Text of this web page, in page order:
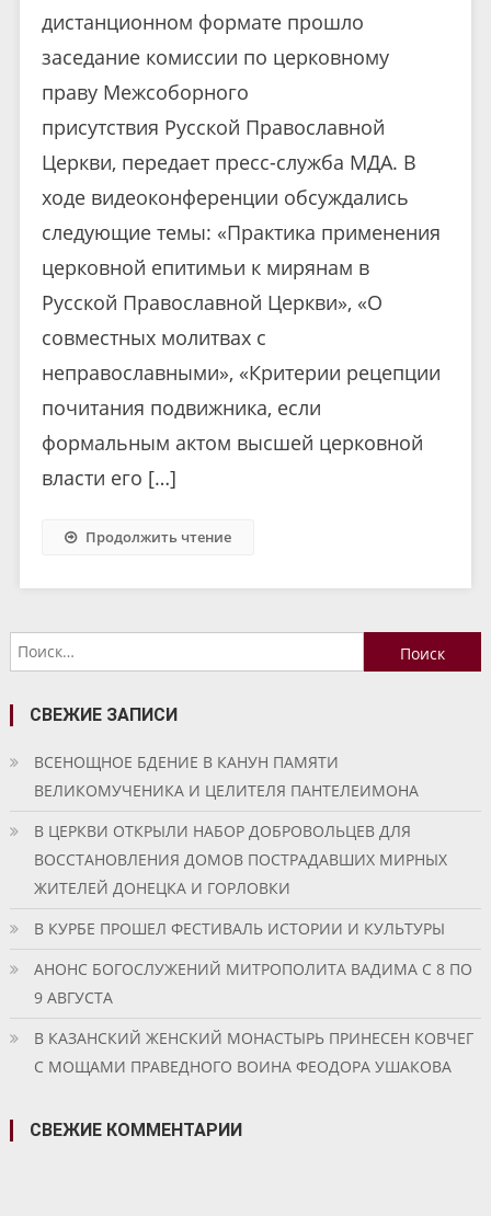
дистанционном формате прошло
заседание комиссии по церковному
праву Межсоборного
присутствия Русской Православной
Церкви, передает пресс-служба МДА. В
ходе видеоконференции обсуждались
следующие темы: «Практика применения
церковной епитимьи к мирянам в
Русской Православной Церкви», «О
совместных молитвах с
неправославными», «Критерии рецепции
почитания подвижника, если
формальным актом высшей церковной
власти его […]
Продолжить чтение
Найти:
СВЕЖИЕ ЗАПИСИ
ВСЕНОЩНОЕ БДЕНИЕ В КАНУН ПАМЯТИ
ВЕЛИКОМУЧЕНИКА И ЦЕЛИТЕЛЯ ПАНТЕЛЕИМОНА
В ЦЕРКВИ ОТКРЫЛИ НАБОР ДОБРОВОЛЬЦЕВ ДЛЯ
ВОССТАНОВЛЕНИЯ ДОМОВ ПОСТРАДАВШИХ МИРНЫХ
ЖИТЕЛЕЙ ДОНЕЦКА И ГОРЛОВКИ
В КУРБЕ ПРОШЕЛ ФЕСТИВАЛЬ ИСТОРИИ И КУЛЬТУРЫ
АНОНС БОГОСЛУЖЕНИЙ МИТРОПОЛИТА ВАДИМА С 8 ПО
9 АВГУСТА
В КАЗАНСКИЙ ЖЕНСКИЙ МОНАСТЫРЬ ПРИНЕСЕН КОВЧЕГ
С МОЩАМИ ПРАВЕДНОГО ВОИНА ФЕОДОРА УШАКОВА
СВЕЖИЕ КОММЕНТАРИИ